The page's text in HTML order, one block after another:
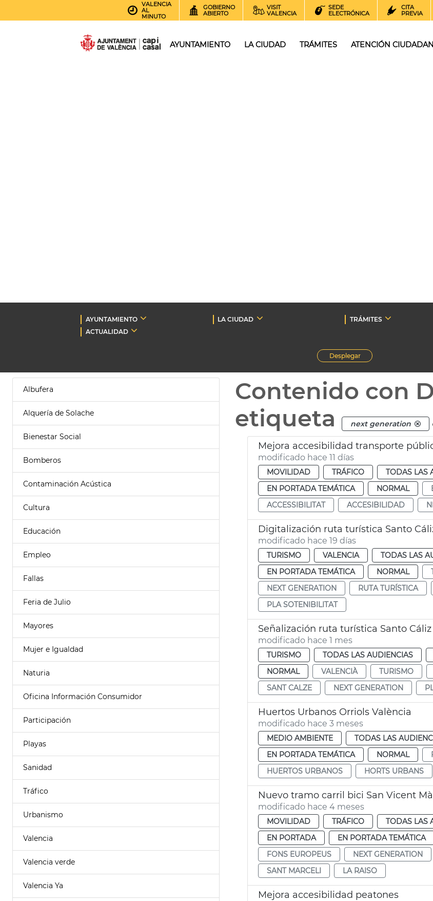
VALENCIA
AL
MINUTO
GOBIERNO
ABIERTO
VISIT
VALENCIA
SEDE
ELECTRÓNICA
CITA
PREVIA
AYUNTAMIENTO LA CIUDAD TRÁMITES ATENCIÓN
AYUNTAMIENTO LA CIUDAD TRÁMITES
ACTUALIDAD
Desplegar
Albufera
Alquería de Solache
Bienestar Social
Bomberos
Contaminación Acústica
Cultura
Educación
Empleo
Fallas
Feria de Julio
Mayores
Mujer e Igualdad
Naturia
Oficina Información Consumidor
Participación
Playas
Sanidad
Tráfico
Urbanismo
Valencia
Valencia verde
Valencia Ya
Contenido con
etiqueta
next generation
Mejora accesibilidad transporte
modificado hace 11 días
MOVILIDAD TRÁFICO TODAS LAS
EN PORTADA TEMÁTICA
NORMAL
ACCESSIBILITAT
ACCESIBILIDAD
Digitalización ruta turística Santo
modificado hace 19 días
TURISMO VALENCIA TODAS LAS
EN PORTADA TEMÁTICA
NORMAL
NEXT GENERATION
RUTA TURÍSTICA
PLA SOTENIBILITAT
Señalización ruta turística Santo Cáliz
modificado hace 1 mes
TURISMO TODAS LAS AUDIENCIAS
NORMAL
VALENCIÀ TURISMO
SANT CALZE
NEXT GENERATION
Huertos Urbanos Orriols València
modificado hace 3 meses
MEDIO AMBIENTE TODAS LAS
EN PORTADA TEMÁTICA
NORMAL
HUERTOS URBANOS
HORTS URBANS
Nuevo tramo carril bici San Vicent
modificado hace 4 meses
MOVILIDAD TRÁFICO TODAS LAS
EN PORTADA
EN PORTADA TEMÁTICA
FONS EUROPEUS
NEXT GENERATION
SANT MARCELI
LA RAISO
Mejora accesibilidad peatones